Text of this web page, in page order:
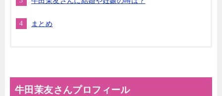
まとめ
牛田茉友さんプロフィール